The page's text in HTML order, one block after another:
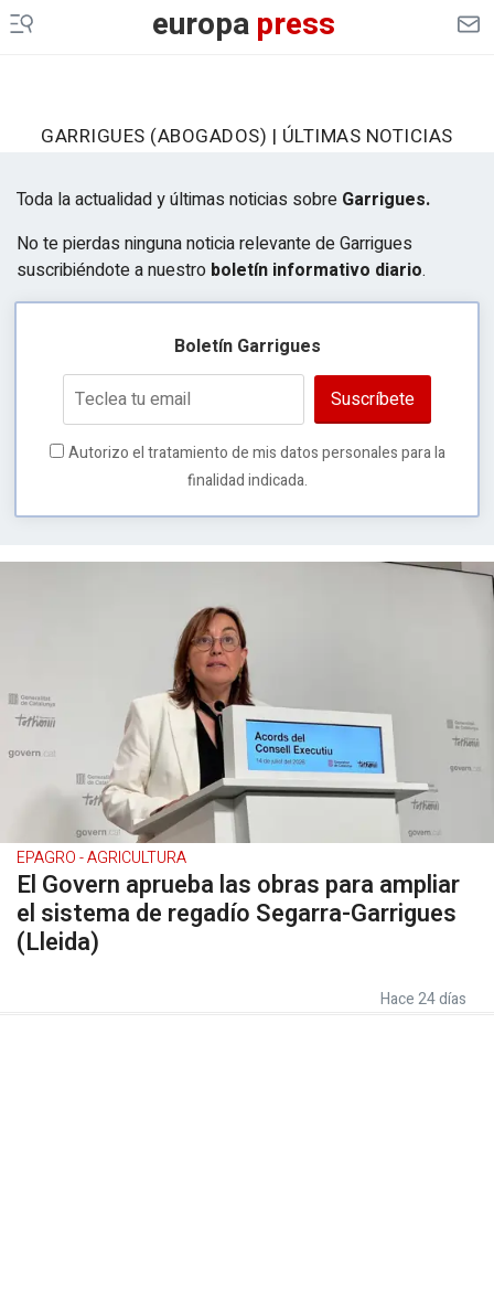
europapress
GARRIGUES (ABOGADOS) | ÚLTIMAS NOTICIAS
Toda la actualidad y últimas noticias sobre Garrigues.
No te pierdas ninguna noticia relevante de Garrigues
suscribiéndote a nuestro boletín informativo diario.
Boletín Garrigues
Suscríbete
Autorizo el tratamiento de mis datos personales para la
finalidad indicada.
EPAGRO - AGRICULTURA
El Govern aprueba las obras para ampliar
el sistema de regadío Segarra-Garrigues
(Lleida)
Hace 24 días